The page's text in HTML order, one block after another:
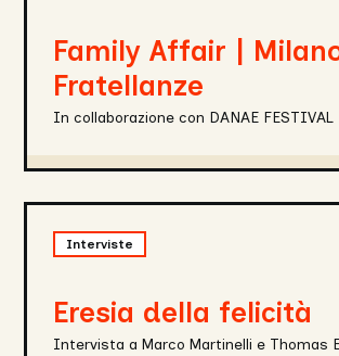
Family Affair |
Fratellanze
Fratellanze
In collaborazione con DANAE FESTIVAL
Interviste
Eresia della felicità
della
felicità
Intervista a Marco Martinelli e Thomas